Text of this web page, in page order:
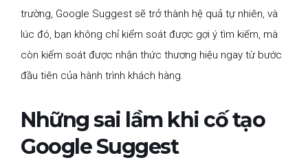
trường, Google Suggest sẽ trở thành hệ quả tự nhiên, và
lúc đó, bạn không chỉ kiểm soát được gợi ý tìm kiếm, mà
còn kiểm soát được nhận thức thương hiệu ngay từ bước
đầu tiên của hành trình khách hàng.
Những sai lầm khi cố tạo
Google Suggest